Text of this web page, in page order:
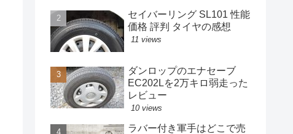
セイバーリング SL101 性能
価格 評判 タイヤの感想
11 views
ダンロップのエナセーブ
EC202Lを2万キロ弱走った
レビュー
10 views
ラバー付き軍手はどこで売